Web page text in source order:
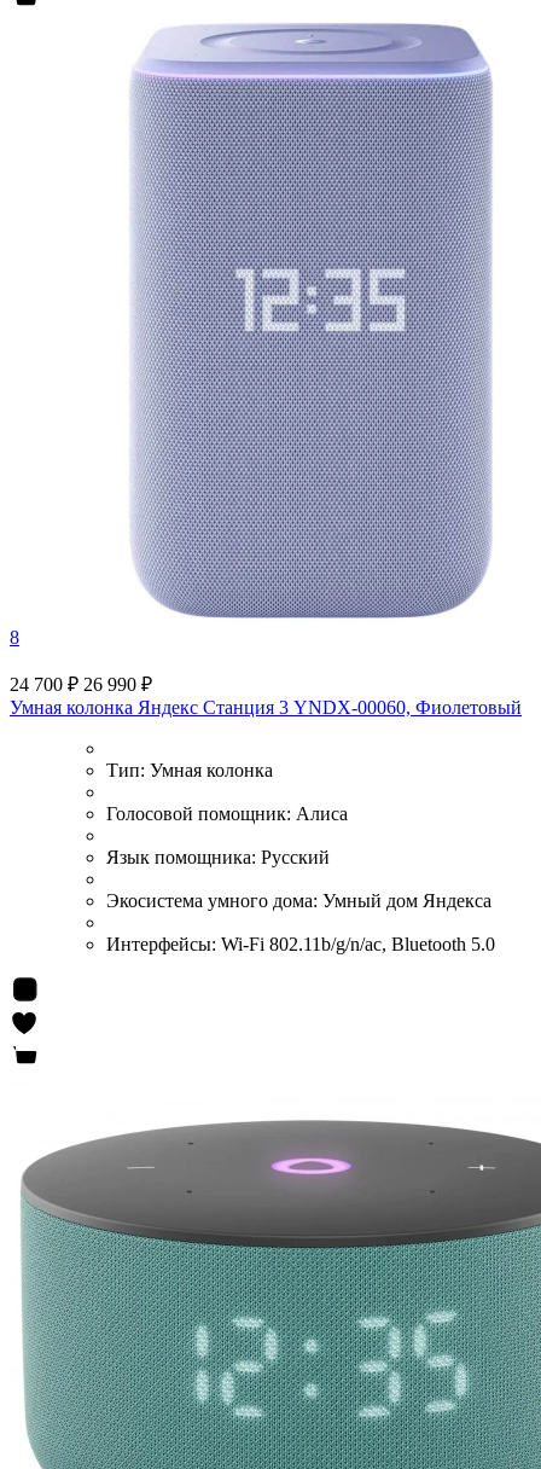
8
24 700 ₽ 26 990 ₽
Умная колонка Яндекс Станция 3 YNDX-00060, Фиолетовый
Тип: Умная колонка
Голосовой помощник: Алиса
Язык помощника: Русский
Экосистема умного дома: Умный дом Яндекса
Интерфейсы: Wi-Fi 802.11b/g/n/ac, Bluetooth 5.0